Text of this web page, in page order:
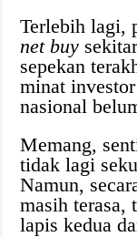
Terlebih lagi,
net buy
sepekan
minat
nasional
Memang,
tidak lagi
Namun,
masih terasa,
lapis kedua